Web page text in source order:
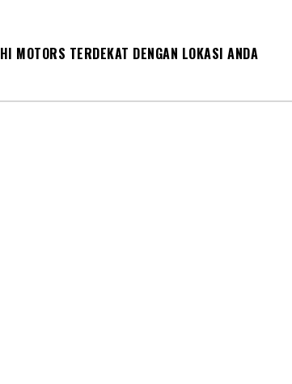
MOTORS TERDEKAT DENGAN LOKASI ANDA